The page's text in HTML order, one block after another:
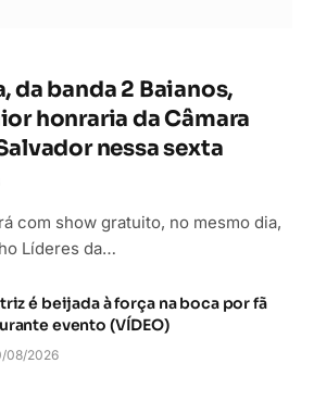
da banda 2 Baianos,
honraria da Câmara
nessa sexta
com show gratuito, no mesmo dia,
Líderes da…
é beijada à força na boca por fã
evento (VÍDEO)
08/2026